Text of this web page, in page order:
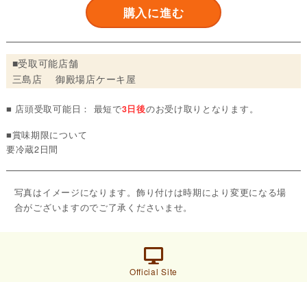
購入に進む
■受取可能店舗
三島店 御殿場店ケーキ屋
■ 店頭受取可能日： 最短で3日後のお受け取りとなります。
■賞味期限について
要冷蔵2日間
写真はイメージになります。飾り付けは時期により変更になる場
合がございますのでご了承くださいませ。
Official Site